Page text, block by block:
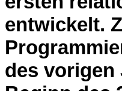
entwickelt.
des